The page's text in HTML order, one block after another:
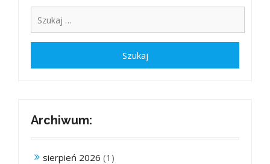
Archiwum:
sierpień 2026 (1)